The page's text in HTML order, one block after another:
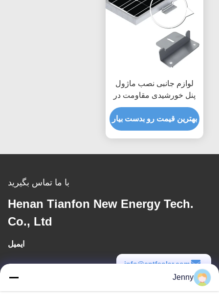
لوازم جانبی نصب ماژول
پنل خورشیدی مقاومت در
برابر باد
بهترین قیمت رو بدست بیار
با ما تماس بگیرید
Henan Tianfon New Energy Tech.
Co., Ltd
ایمیل
info@cntfsolar.com
Jenny